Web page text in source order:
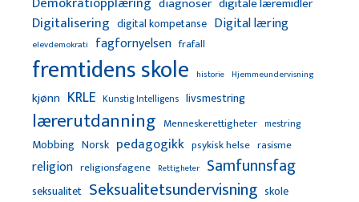
Digitalisering digital kompetanse Digital læring
elevdemokrati fagfornyelsen frafall
fremtidens skole historie Hjemmeundervisning
kjønn KRLE Kunstig Intelligens livsmestring
lærerutdanning Menneskerettigheter mestring
Mobbing Norsk pedagogikk psykisk helse rasisme
religion religionsfagene Rettigheter Samfunnsfag
seksualitet Seksualitetsundervisning skole